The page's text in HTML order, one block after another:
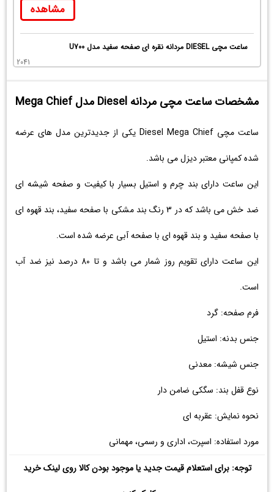
مشاهده
ساعت مچی DIESEL مردانه نقره ای صفحه سفید مدل U700
2041
مشخصات ساعت مچی مردانه Diesel مدل Mega Chief
ساعت مچی Diesel Mega Chief یکی از جدیدترین مدل های عرضه
شده کمپانی معتبر دیزل می باشد.
این ساعت دارای بند چرم و استیل بسیار با کیفیت و صفحه شیشه ای
ضد خش می باشد که در 3 رنگ بند مشکی با صفحه سفید، بند قهوه ای
با صفحه سفید و بند قهوه ای با صفحه آبی عرضه شده است.
این ساعت دارای تقویم روز شمار می باشد و تا 80 درصد نیز ضد آب
است.
فرم صفحه: گرد
جنس بدنه: استیل
جنس شیشه: معدنی
نوع قفل بند: سگکی ضامن دار
نحوه نمایش: عقربه ای
مورد استفاده: اسپرت، اداری و رسمی، مهمانی
توجه: برای استعلام قیمت جدید یا موجود بودن کالا روی لینک خرید